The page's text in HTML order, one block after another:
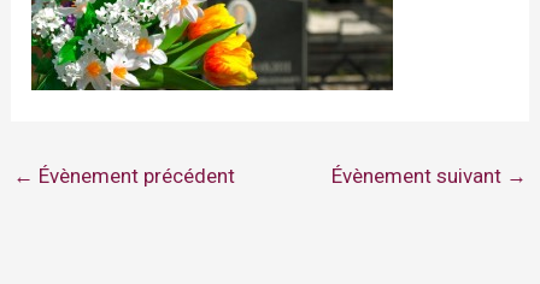
← Évènement précédent Évènement suivant →